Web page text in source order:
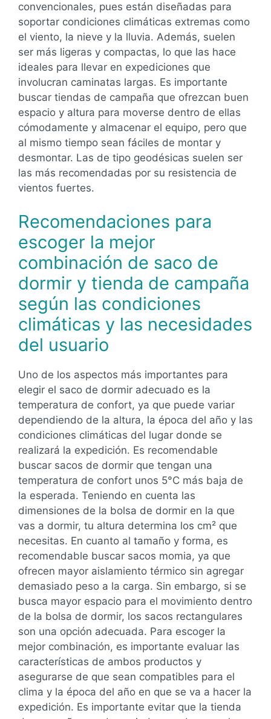
convencionales, pues están diseñadas para
soportar condiciones climáticas extremas como
el viento, la nieve y la lluvia. Además, suelen
ser más ligeras y compactas, lo que las hace
ideales para llevar en expediciones que
involucran caminatas largas. Es importante
buscar tiendas de campaña que ofrezcan buen
espacio y altura para moverse dentro de ellas
cómodamente y almacenar el equipo, pero que
al mismo tiempo sean fáciles de montar y
desmontar. Las de tipo geodésicas suelen ser
las más recomendadas por su resistencia de
vientos fuertes.
Recomendaciones para
escoger la mejor
combinación de saco de
dormir y tienda de campaña
según las condiciones
climáticas y las necesidades
del usuario
Uno de los aspectos más importantes para
elegir el saco de dormir adecuado es la
temperatura de confort, ya que puede variar
dependiendo de la altura, la época del año y las
condiciones climáticas del lugar donde se
realizará la expedición. Es recomendable
buscar sacos de dormir que tengan una
temperatura de confort unos 5°C más baja de
la esperada. Teniendo en cuenta las
dimensiones de la bolsa de dormir en la que
vas a dormir, tu altura determina los cm² que
necesitas. En cuanto al tamaño y forma, es
recomendable buscar sacos momia, ya que
ofrecen mayor aislamiento térmico sin agregar
demasiado peso a la carga. Sin embargo, si se
busca mayor espacio para el movimiento dentro
de la bolsa de dormir, los sacos rectangulares
son una opción adecuada. Para escoger la
mejor combinación, es importante evaluar las
características de ambos productos y
asegurarse de que sean compatibles para el
clima y la época del año en que se va a hacer la
expedición. Es importante evitar que la tienda